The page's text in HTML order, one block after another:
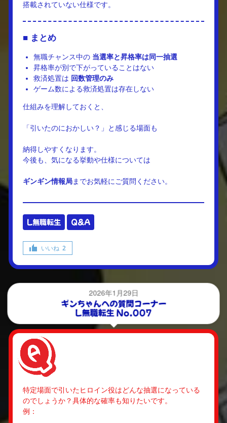
搭載されていない仕様です。
■ まとめ
無職チャンス中の 当選率と昇格率は同一抽選
昇格率が別で下がっていることはない
救済処置は 回数管理のみ
ゲーム数による救済処置は存在しない
仕組みを理解しておくと、
「引いたのにおかしい？」と感じる場面も
納得しやすくなります。
今後も、気になる挙動や仕様については
ギンギン情報局までお気軽にご質問ください。
L無職転生 Q&A
いいね 2
2026年1月29日
ギンちゃんへの質問コーナー
L無職転生 No.007
特定場面で引いたヒロイン役はどんな抽選になっている
のでしょうか？具体的な確率も知りたいです。
例：